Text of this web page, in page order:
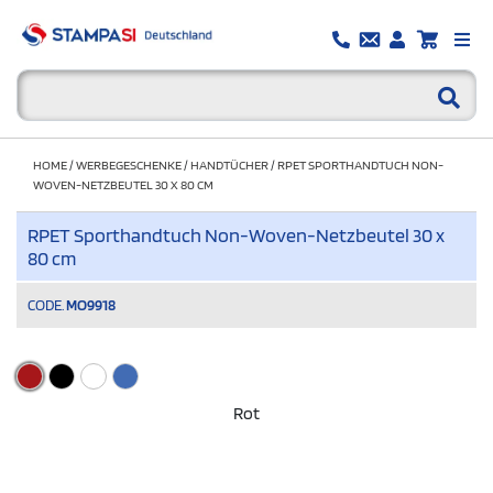
HOME/WERBEGESCHENKE/HANDTÜCHER/RPET SPORTHANDTUCH NON-
WOVEN-NETZBEUTEL 30 X 80 CM
RPET Sporthandtuch Non-Woven-Netzbeutel 30 x
80 cm
CODE. MO9918
Rot